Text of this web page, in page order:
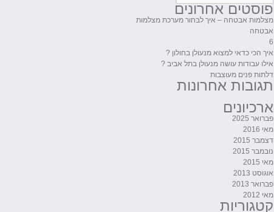
פוסטים אחרונים
מצלמות אבטחה – איך לבחור מערכת מצלמות
אבטחה
6
איך הכי כדאי למצוא מנעולן בחולון ?
אילו עבודות עושה מנעולן בתל אביב ?
דלתות פנים מעוצבות
תגובות אחרונות
ארכיונים
פברואר 2025
מאי 2016
דצמבר 2015
נובמבר 2015
מאי 2015
אוגוסט 2013
פברואר 2013
מאי 2012
קטגוריות